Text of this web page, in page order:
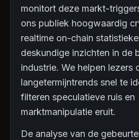
monitort deze markt-
ons publiek hoogwaardig
realtime on-chain
deskundige inzichten in de
industrie. We helpen lezers
langetermijntrends snel te
filteren speculatieve ruis en
marktmanipulatie eruit.
De analyse van de